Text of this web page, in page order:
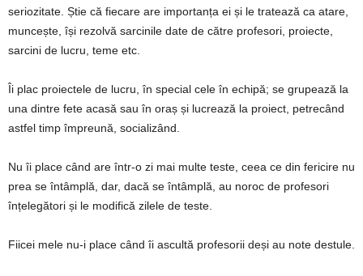
seriozitate. Știe că fiecare are importanța ei și le tratează ca atare,
muncește, își rezolvă sarcinile date de către profesori, proiecte,
sarcini de lucru, teme etc.
Îi plac proiectele de lucru, în special cele în echipă; se grupează la
una dintre fete acasă sau în oraș și lucrează la proiect, petrecând
astfel timp împreună, socializând.
Nu îi place când are într-o zi mai multe teste, ceea ce din fericire nu
prea se întâmplă, dar, dacă se întâmplă, au noroc de profesori
înțelegători și le modifică zilele de teste.
Fiicei mele nu-i place când îi ascultă profesorii deși au note destule.